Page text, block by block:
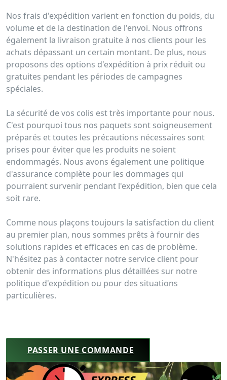
Nos frais d'expédition varient en fonction du poids, du
volume et de la destination de l'envoi. Nous offrons
également la livraison gratuite à nos clients pour les
achats dépassant un certain montant. De plus, nous
proposons des options d'expédition à prix réduit ou
gratuites pendant les périodes de campagnes
spéciales.
La sécurité de vos colis est très importante pour nous.
C'est pourquoi tous nos paquets sont soigneusement
préparés et toutes les précautions nécessaires sont
prises pour éviter que les produits ne soient
endommagés. Nous avons également une politique
d'assurance complète pour les dommages qui
pourraient survenir pendant l'expédition, bien que cela
soit rare.
Comme nous plaçons toujours la satisfaction du client
au premier plan, nous sommes prêts à fournir des
solutions rapides et efficaces en cas de problème.
N'hésitez pas à contacter notre service client pour
obtenir des informations plus détaillées sur notre
politique d'expédition ou pour des situations
particulières.
PASSER UNE COMMANDE